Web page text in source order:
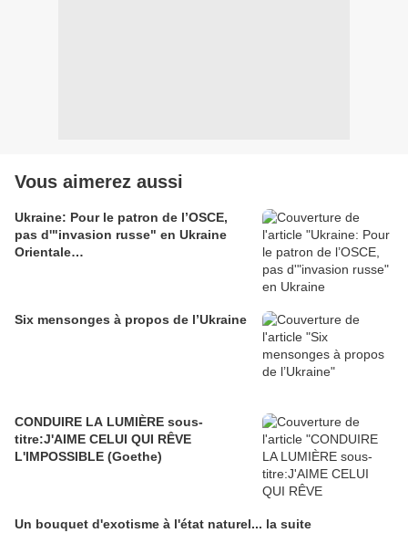
Vous aimerez aussi
Ukraine: Pour le patron de l’OSCE,
pas d'"invasion russe" en Ukraine
Orientale…
Six mensonges à propos de l’Ukraine
CONDUIRE LA LUMIÈRE sous-
titre:J'AIME CELUI QUI RÊVE
L'IMPOSSIBLE (Goethe)
Un bouquet d'exotisme à l'état naturel... la suite